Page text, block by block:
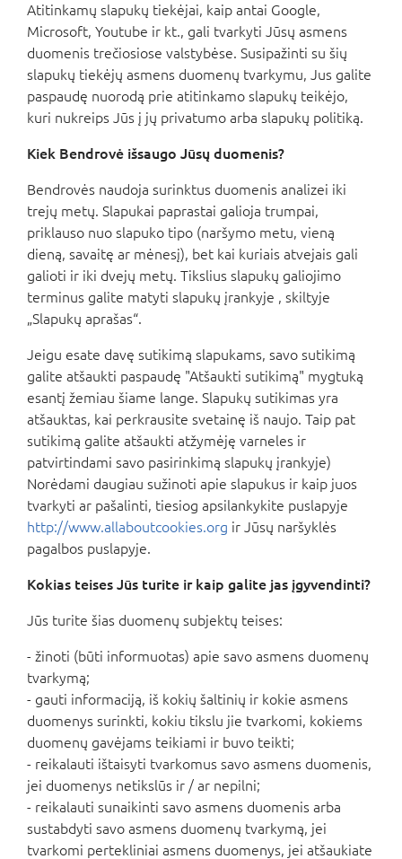
Atitinkamų slapukų tiekėjai, kaip antai Google,
Microsoft, Youtube ir kt., gali tvarkyti Jūsų asmens
duomenis trečiosiose valstybėse. Susipažinti su šių
slapukų tiekėjų asmens duomenų tvarkymu, Jus galite
paspaudę nuorodą prie atitinkamo slapukų teikėjo,
kuri nukreips Jūs į jų privatumo arba slapukų politiką.
Kiek Bendrovė išsaugo Jūsų duomenis?
Bendrovės naudoja surinktus duomenis analizei iki
trejų metų. Slapukai paprastai galioja trumpai,
priklauso nuo slapuko tipo (naršymo metu, vieną
dieną, savaitę ar mėnesį), bet kai kuriais atvejais gali
galioti ir iki dvejų metų. Tikslius slapukų galiojimo
terminus galite matyti slapukų įrankyje , skiltyje
„Slapukų aprašas“.
Jeigu esate davę sutikimą slapukams, savo sutikimą
galite atšaukti paspaudę "Atšaukti sutikimą" mygtuką
esantį žemiau šiame lange. Slapukų sutikimas yra
atšauktas, kai perkrausite svetainę iš naujo. Taip pat
sutikimą galite atšaukti atžymėję varneles ir
patvirtindami savo pasirinkimą slapukų įrankyje)
Norėdami daugiau sužinoti apie slapukus ir kaip juos
tvarkyti ar pašalinti, tiesiog apsilankykite puslapyje
http://www.allaboutcookies.org ir Jūsų naršyklės
pagalbos puslapyje.
Kokias teises Jūs turite ir kaip galite jas įgyvendinti?
Jūs turite šias duomenų subjektų teises:
- žinoti (būti informuotas) apie savo asmens duomenų
tvarkymą;
- gauti informaciją, iš kokių šaltinių ir kokie asmens
duomenys surinkti, kokiu tikslu jie tvarkomi, kokiems
duomenų gavėjams teikiami ir buvo teikti;
- reikalauti ištaisyti tvarkomus savo asmens duomenis,
jei duomenys netikslūs ir / ar nepilni;
- reikalauti sunaikinti savo asmens duomenis arba
sustabdyti savo asmens duomenų tvarkymą, jei
tvarkomi pertekliniai asmens duomenys, jei atšaukiate